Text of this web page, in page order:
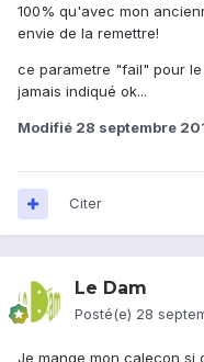
100% qu'avec mon
envie de la remettre!
ce parametre "fail" pour
jamais indiqué ok...
Modifié 28 septembre
Citer
Le Dam
Posté(e) 28
Je mange mon caleçon si